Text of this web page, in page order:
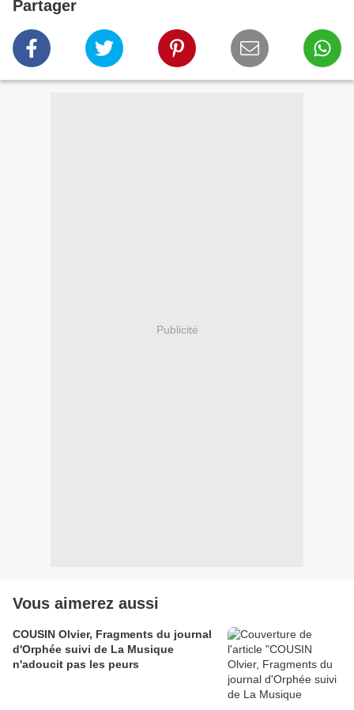
Partager
Publicité
Vous aimerez aussi
COUSIN Olvier, Fragments du journal
d'Orphée suivi de La Musique
n'adoucit pas les peurs